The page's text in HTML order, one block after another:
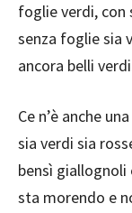
foglie verdi, con
senza foglie sia
ancora belli
Ce n’è anche una
sia verdi sia
bensì giallognoli
sta morendo e